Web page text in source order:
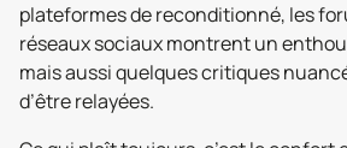
plateformes de reconditionné, les
réseaux sociaux montrent un
mais aussi quelques critiques
d’être relayées.